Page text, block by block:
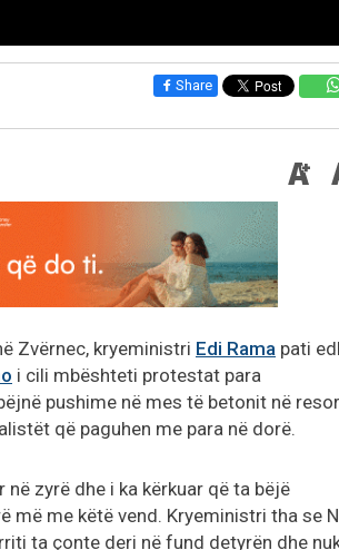
Share
Zvërnec, kryeministri Edi Rama pati
i cili mbështeti protestat para
pushime në mes të betonit në
që paguhen me para në dorë.
në zyrë dhe i ka kërkuar që ta bëjë
më me këtë vend. Kryeministri tha se
ta çonte deri në fund detyrën dhe